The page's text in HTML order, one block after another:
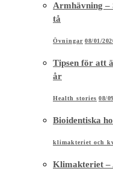
Armhävning –
tå
Övningar 08/01/
Tipsen för att
år
Health stories 08/
Bioidentiska
klimakteriet och
Klimakteriet –